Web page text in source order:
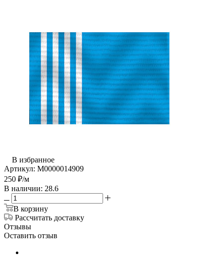
В избранное
Артикул: М0000014909
250 ₽/м
В наличии: 28.6
В корзину
Рассчитать доставку
Отзывы
Оставить отзыв